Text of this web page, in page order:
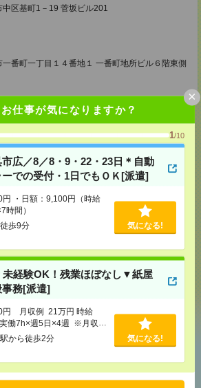
仕事が気になりますか？
1/10
市広／8／8・9・22・23日＊自動
での受付・1日でもＯＫ[派遣]
円 ・日額：9,100円（時給
時間）
歩9分 気になる!
未経験OK！残業ほぼなし▼紙屋
務[派遣]
円 月収例 21万円 時給
働7h×週5日×4週 ※月収例
ものではありません。※給
から徒歩2分 気になる!
×
区基町1－19 菅坂ビル201
番町一丁目１４番地１ 一番町地所ビル６階東側
応募ページへ
！ 電話応募
LINEで送る
すすめ